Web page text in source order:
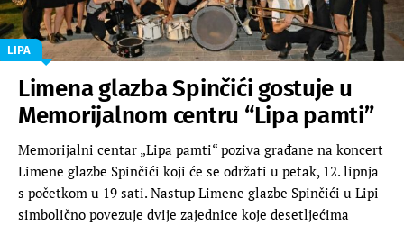
LIPA
Limena glazba Spinčići gostuje u
Memorijalnom centru “Lipa pamti”
Memorijalni centar „Lipa pamti“ poziva građane na koncert
Limene glazbe Spinčići koji će se održati u petak, 12. lipnja
s početkom u 19 sati. Nastup Limene glazbe Spinčići u Lipi
simbolično povezuje dvije zajednice koje desetljećima